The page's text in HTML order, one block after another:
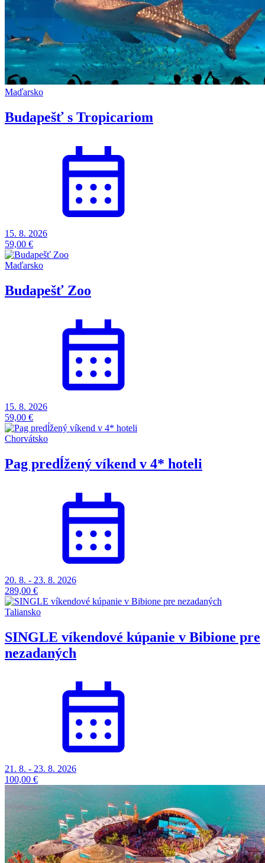
Maďarsko
Budapešť s Tropicariom
15. 8. 2026
59,00 €
Maďarsko
Budapešť Zoo
15. 8. 2026
59,00 €
Chorvátsko
Pag predĺžený víkend v 4* hoteli
20. 8. - 23. 8. 2026
289,00 €
Taliansko
SINGLE víkendové kúpanie v Bibione pre
nezadaných
21. 8. - 23. 8. 2026
100,00 €